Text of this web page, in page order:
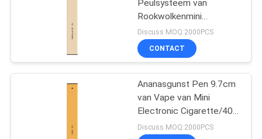
Peulsysteem van
Rookwolkenmini
electronic cigarette
300mAh
Discuss MOQ:2000PCS
CONTACT
Ananasgunst Pen 9.7cm
van Vape van Mini
Electronic Cigarette/400
Rookwolken Lengte
Discuss MOQ:2000PCS